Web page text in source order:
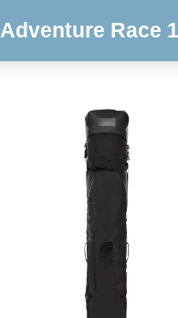
Adventure Race